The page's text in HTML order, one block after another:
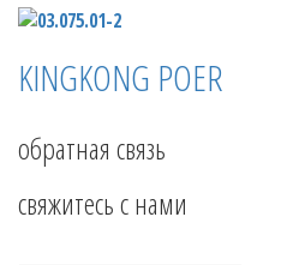
KINGKONG POER
обратная связь
свяжитесь с нами